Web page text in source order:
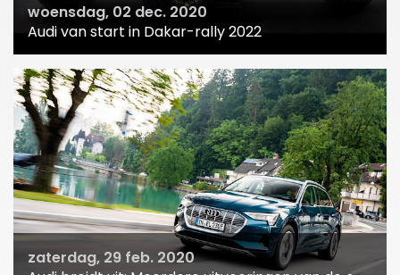
woensdag, 02 dec. 2020
Audi van start in Dakar-rally 2022
zaterdag, 29 feb. 2020